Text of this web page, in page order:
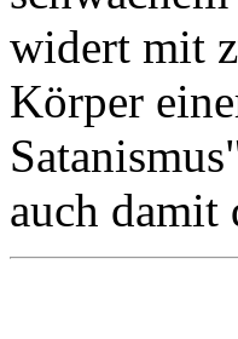
widert mit
Körper
auch damit